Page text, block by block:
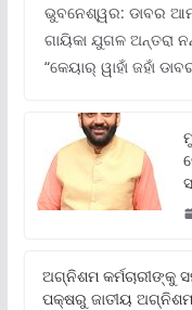
ଭୁବନେଶ୍ୱର: ଡାବର
ଗାୟିକା ଯୁଗଳ ଅନ୍ତରା
“କେୟାର୍ ୱାହାଁ ଜହାଁ
ଅଗ୍ନିଶମ କର୍ମଚାରୀଙ୍କୁ
ପକ୍ଷରୁ ଜାତୀୟ ଅଗ୍ନିଶମ